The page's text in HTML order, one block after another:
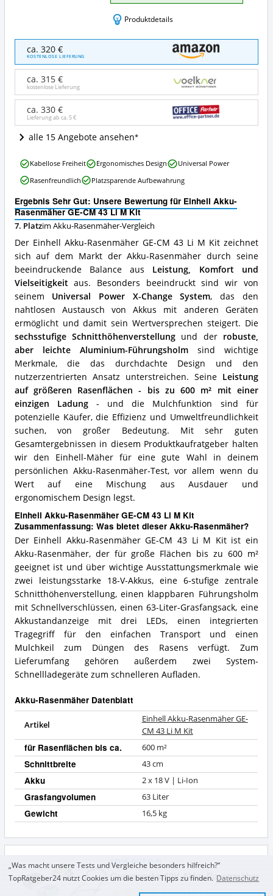
Produktdetails
Akku-
Rasenmäher
GE-
43
Kit
Angebote:
ist
dieser
Akku-
Rasenmäher
erhältlich?
ca. 320 €
KOSTENLOSE LIEFERUNG
ca. 315 €
kostenlose Lieferung
ca. 330 €
Lieferung ab ca.5 €
alle 15 Angebote ansehen
Ergebnis Sehr Gut: Unsere Bewertung für Einhell Akku-
Rasenmäher GE-CM 43 Li M Kit
7. Platzim Akku-Rasenmäher-Vergleich
Der Einhell Akku-Rasenmäher GE-CM 43 Li M Kit zeichnet
sich auf dem Markt der Akku-Rasenmäher durch seine
beeindruckende Balance aus Leistung, Komfort und
Vielseitigkeit aus. Besonders beeindruckt sind wir von
seinem Universal Power X-Change System, das den
nahtlosen Austausch von Akkus mit anderen Geräten
ermöglicht und damit sein Wertversprechen steigert. Die
sechsstufige Schnitthöhenverstellung und der robuste,
aber leichte Aluminium-Führungsholmsind wichtige
Merkmale, die das durchdachte Design und den
nutzerzentrierten Ansatz unterstreichen. Seine Leistung
auf größeren Rasenflächen - bis zu 600 m² mit einer
einzigen Ladung- und die Mulchfunktion sind für
potenzielle Käufer, die Effizienz und Umweltfreundlichkeit
suchen, von großer Bedeutung. Mit sehr guten
Gesamtergebnissen in diesem Produktkaufratgeber halten
wir den Einhell-Mäher für eine gute Wahl in deinem
persönlichen Akku-Rasenmäher-Test, vor allem wenn du
Wert auf eine Mischung aus Ausdauer und
ergonomischem Design legst.
Einhell Akku-Rasenmäher GE-CM 43 Li M Kit
Zusammenfassung: Was bietet dieser Akku-Rasenmäher?
Der Einhell Akku-Rasenmäher GE-CM 43 Li M Kit ist ein
Akku-Rasenmäher, der für große Flächen bis zu 600 m²
geeignet ist und über wichtige Ausstattungsmerkmale wie
zwei leistungsstarke 18-V-Akkus, eine 6-stufige zentrale
Schnitthöhenverstellung, einen klappbaren Führungsholm
mit Schnellverschlüssen, einen 63-Liter-Grasfangsack, eine
Akkustandanzeige mit drei LEDs, einen integrierten
Tragegriff für den einfachen Transport und einen
Mulchkeil zum Düngen des Rasens verfügt. Zum
Lieferumfang gehören außerdem zwei System-
Schnellladegeräte zum schnelleren Aufladen.
Akku-Rasenmäher Datenblatt
Artikel
Einhell Akku-Rasenmäher GE-
CM 43 Li M Kit
für Rasenflächen bis ca. 600 m²
Schnittbreite 43 cm
Akku 2 x 18 V | Li-Ion
Grasfangvolumen 63 Liter
Gewicht 16,5 kg
Einhell
Akku-
Rasenmäher
CM
43
Li
M
Kit
Vorteile:
Was
spricht
für
diesen
Akku-
Rasenmäher?
Kabellose Freiheit Ergonomisches Design
Universal Power
Rasenfreundlich
Platzsparende Aufbewahrung
Greenworks 40V Akku-Rasenmäher
SEHR GUT (1,4
1.664 Erfahrungen
„Was macht unsere Tests und Vergleiche besonders hilfreich?“
TopRatgeber24 nutzt Cookies um die besten Tipps zu finden. Datenschutz